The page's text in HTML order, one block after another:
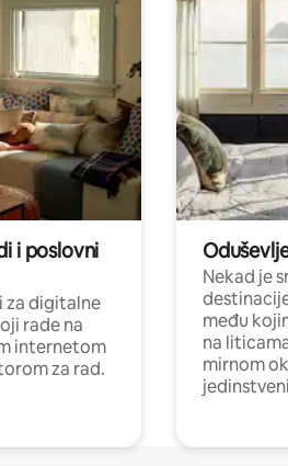
i poslovni
za digitalne
rade na
internetom
za rad.
Nekad je
među
na
mirnom